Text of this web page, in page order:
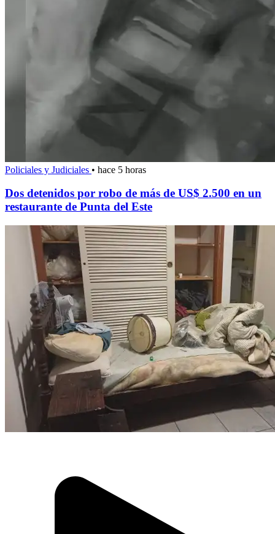
Policiales y Judiciales • hace 5 horas
Dos detenidos por robo de más de US$ 2.500 en un
restaurante de Punta del Este